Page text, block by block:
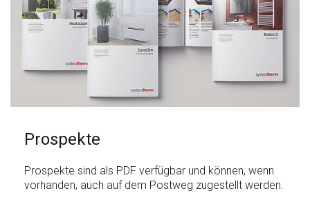
Prospekte
Prospekte sind als PDF verfügbar und können, wenn
vorhanden, auch auf dem Postweg zugestellt werden.